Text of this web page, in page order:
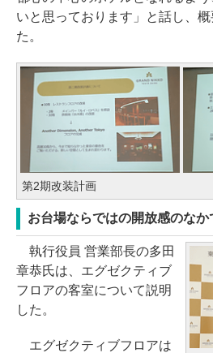
いと思っております」と話し、
た。
第2期改装計画
お台場ならではの開放感のな
執行役員 営業部長の多田
章恭氏は、エグゼクティブ
フロアの客室について説明
した。
エグゼクティブフロアは